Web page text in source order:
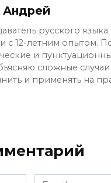
Андрей
русского языка
с 12-летним опытом.
и
сложные случаи
и применять на
Email